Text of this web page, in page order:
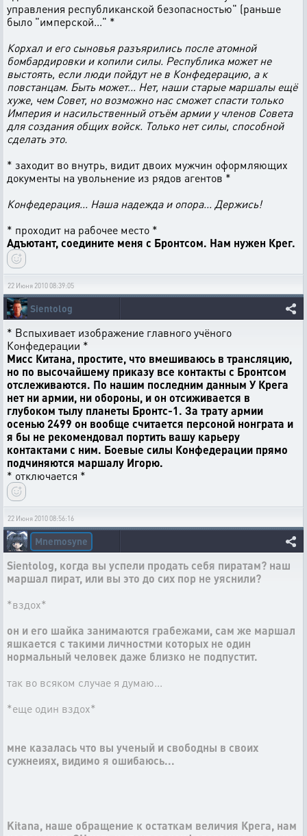
управления республиканской безопасностью" (раньше
было "имперской..." *
Корхал и его сыновья разъярились после атомной
бомбардировки и копили силы. Республика может не
выстоять, если люди пойдут не в Конфедерацию, а к
повстанцам. Быть может... Нет, наши старые маршалы ещё
хуже, чем Совет, но возможно нас сможет спасти только
Империя и насильственный отъём армии у членов Совета
для создания общих войск. Только нет силы, способной
сделать это.
* заходит во внутрь, видит двоих мужчин оформляющих
документы на увольнение из рядов агентов *
Конфедерация... Наша надежда и опора... Держись!
* проходит на рабочее место *
Адъютант, соедините меня с Бронтсом. Нам нужен Крег.
22 Июня 2010 08:39:05
Sientolog
* Вспыхивает изображение главного учёного
Конфедерации *
Мисс Китана, простите, что вмешиваюсь в трансляцию,
но по высочайшему приказу все контакты с Бронтсом
отслеживаются. По нашим последним данным У Крега
нет ни армии, ни обороны, и он отсиживается в
глубоком тылу планеты Бронтс-1. За трату армии
осенью 2499 он вообще считается персоной нонграта и
я бы не рекомендовал портить вашу карьеру
контактами с ним. Боевые силы Конфедерации прямо
подчиняются маршалу Игорю.
* отключается *
22 Июня 2010 08:56:16
Mnemosyne
Sientolog, когда вы успели продать себя пиратам? наш
маршал пират, или вы это до сих пор не уяснили?
*вздох*
он и его шайка занимаются грабежами, сам же маршал
яшкается с такими личностми которых не один
нормальный человек даже близко не подпустит.
так во всяком случае я думаю...
*еще один вздох*
мне казалась что вы ученый и свободны в своих
сужнеиях, видимо я ошибаюсь...
Kitana, наше обращение к остаткам величия Крега, нам